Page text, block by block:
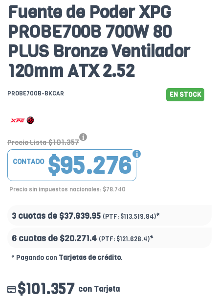
Fuente de Poder XPG
PROBE700B 700W 80
PLUS Bronze Ventilador
120mm ATX 2.52
PROBE700B-BKCAR EN STOCK
Precio Lista $101.357
$95.276
CONTADO
Precio sin impuestos nacionales: $78.740
3 cuotas de $37.839.95 (PTF: $113.519.84)*
6 cuotas de $20.271.4 (PTF: $121.628.4)*
* Pagando con Tarjetas de crédito.
$101.357 con Tarjeta